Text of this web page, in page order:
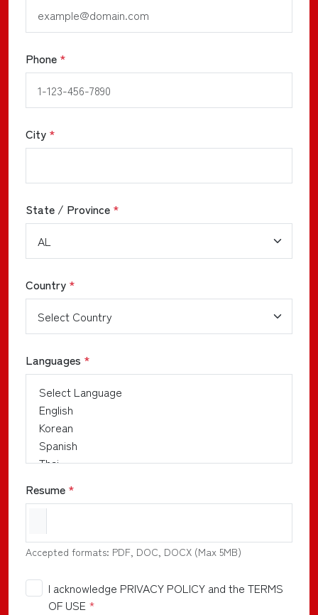
Phone *
City *
State / Province *
Country *
Languages *
Resume *
Accepted formats: PDF, DOC, DOCX (Max 5MB)
I acknowledge PRIVACY POLICY and the TERMS
OF USE *